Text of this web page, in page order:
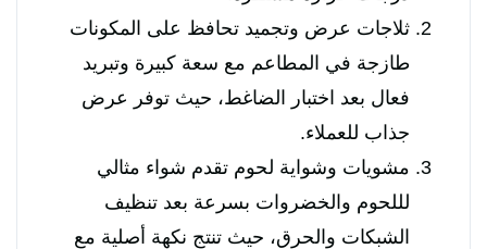
ثلاجات عرض وتجميد تحافظ على المكونات
طازجة في المطاعم مع سعة كبيرة وتبريد
فعال بعد اختبار الضاغط، حيث توفر عرض
جذاب للعملاء.
مشويات وشواية لحوم تقدم شواء مثالي
لللحوم والخضروات بسرعة بعد تنظيف
الشبكات والحرق، حيث تنتج نكهة أصلية مع